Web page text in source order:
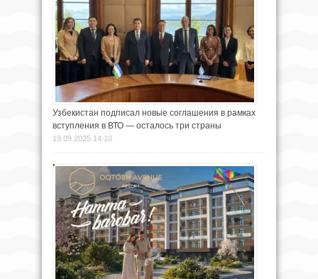
Узбекистан подписал новые соглашения в рамках
вступления в ВТО — осталось три страны
19.09.2025 14:10